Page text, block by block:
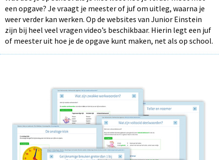
een opgave? Je vraagt je meester of juf om uitleg, waarna je
weer verder kan werken. Op de websites van Junior Einstein
zijn bij heel veel vragen video’s beschikbaar. Hierin legt een juf
of meester uit hoe je de opgave kunt maken, net als op school.